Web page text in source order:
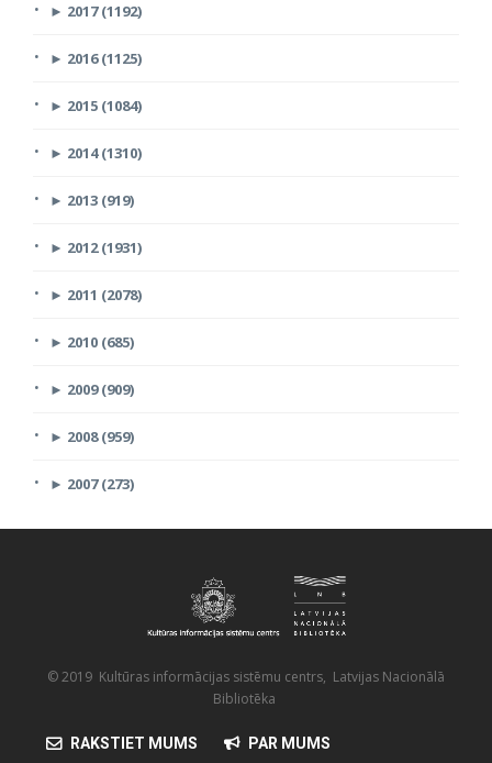
► 2017 (1192)
► 2016 (1125)
► 2015 (1084)
► 2014 (1310)
► 2013 (919)
► 2012 (1931)
► 2011 (2078)
► 2010 (685)
► 2009 (909)
► 2008 (959)
► 2007 (273)
© 2019 Kultūras informācijas sistēmu centrs, Latvijas Nacionālā
Bibliotēka
RAKSTIET MUMS PAR MUMS